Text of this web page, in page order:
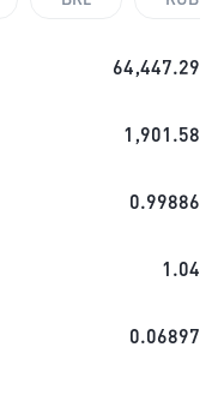
64,447.29
1,901.58
0.99886
1.04
0.06897